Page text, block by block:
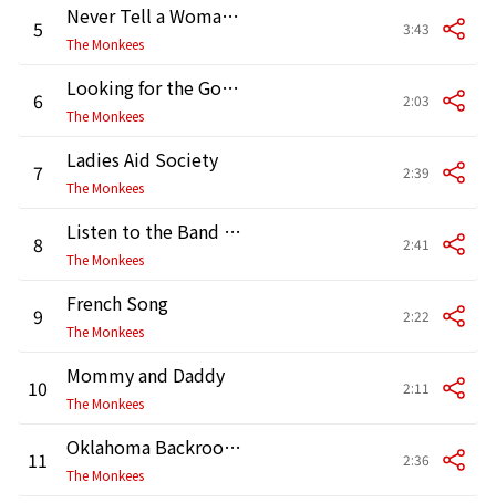
5 Never Tell a Woman Yes
The Monkees
3:43
6 Looking for the Good Times
The Monkees
2:03
7 Ladies Aid Society
The Monkees
2:39
8 Listen to the Band (Alternate Stereo Mix)
The Monkees
2:41
9 French Song
The Monkees
2:22
10 Mommy and Daddy
The Monkees
2:11
11 Oklahoma Backroom Dancer
The Monkees
2:36